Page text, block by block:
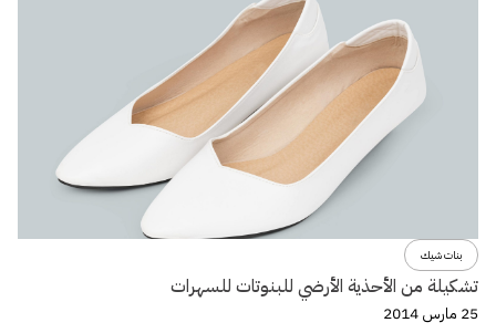
بنات شيك
تشكيلة من الأحذية الأرضي للبنوتات للسهرات
25 مارس 2014